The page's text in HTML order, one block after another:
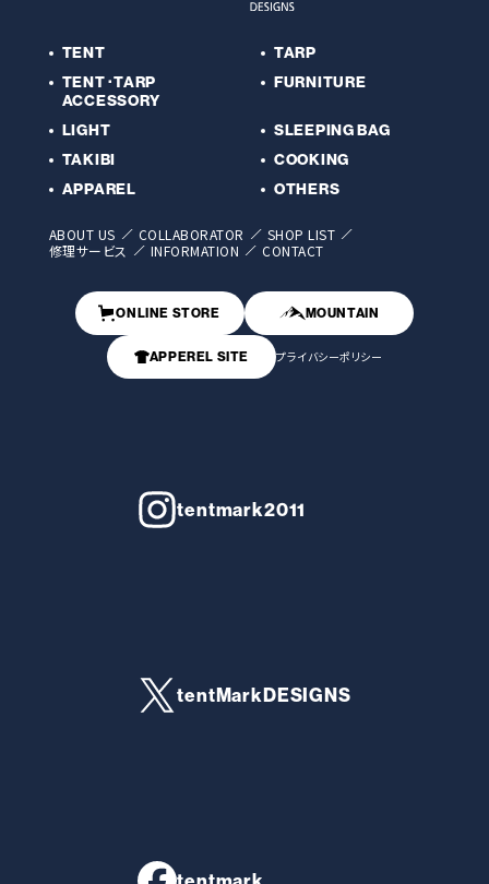
TENT
TARP
TENT･TARP
ACCESSORY
FURNITURE
LIGHT
SLEEPING BAG
TAKIBI
COOKING
APPAREL
OTHERS
ABOUT US COLLABORATOR
SHOP LIST
修理サービス
INFORMATION CONTACT
ONLINE STORE MOUNTAIN
APPEREL SITE プライバシーポリシー
tentmark2011
tentMarkDESIGNS